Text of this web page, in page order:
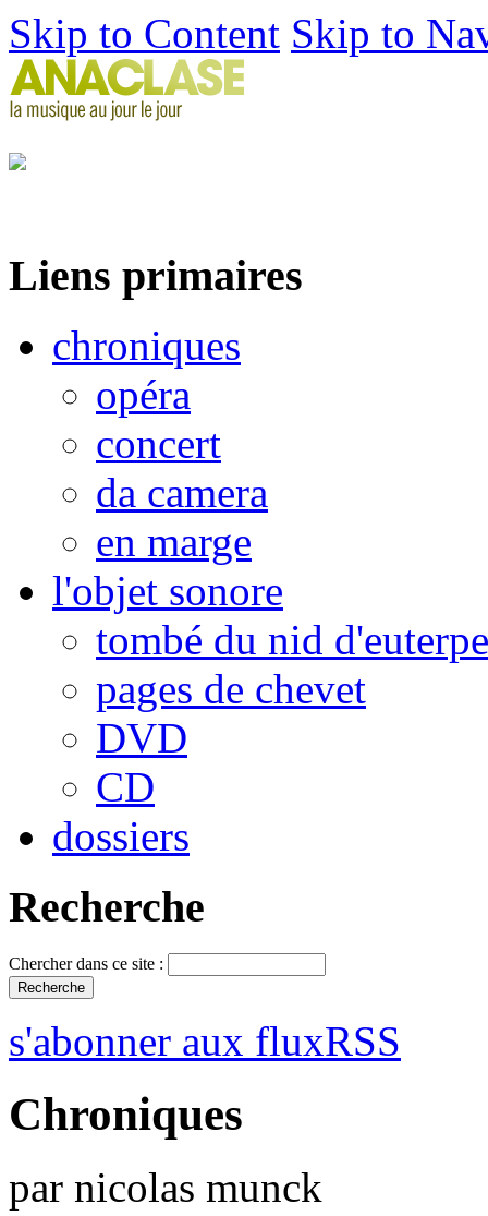
Skip to Content Skip to
Liens primaires
chroniques
opéra
concert
da camera
en marge
l'objet sonore
tombé du nid d'euterpe
pages de chevet
DVD
CD
dossiers
Recherche
Chercher dans ce site :
s'abonner aux fluxRSS
Chroniques
par nicolas munck